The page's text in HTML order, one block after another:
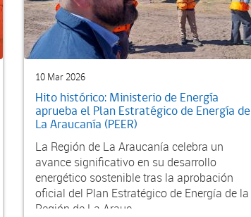
10 Mar 2026
Hito histórico: Ministerio de Energía
aprueba el Plan Estratégico de Energía de
La Araucanía (PEER)
La Región de La Araucanía celebra un
avance significativo en su desarrollo
energético sostenible tras la aprobación
oficial del Plan Estratégico de Energía de la
Región de La Arauc...